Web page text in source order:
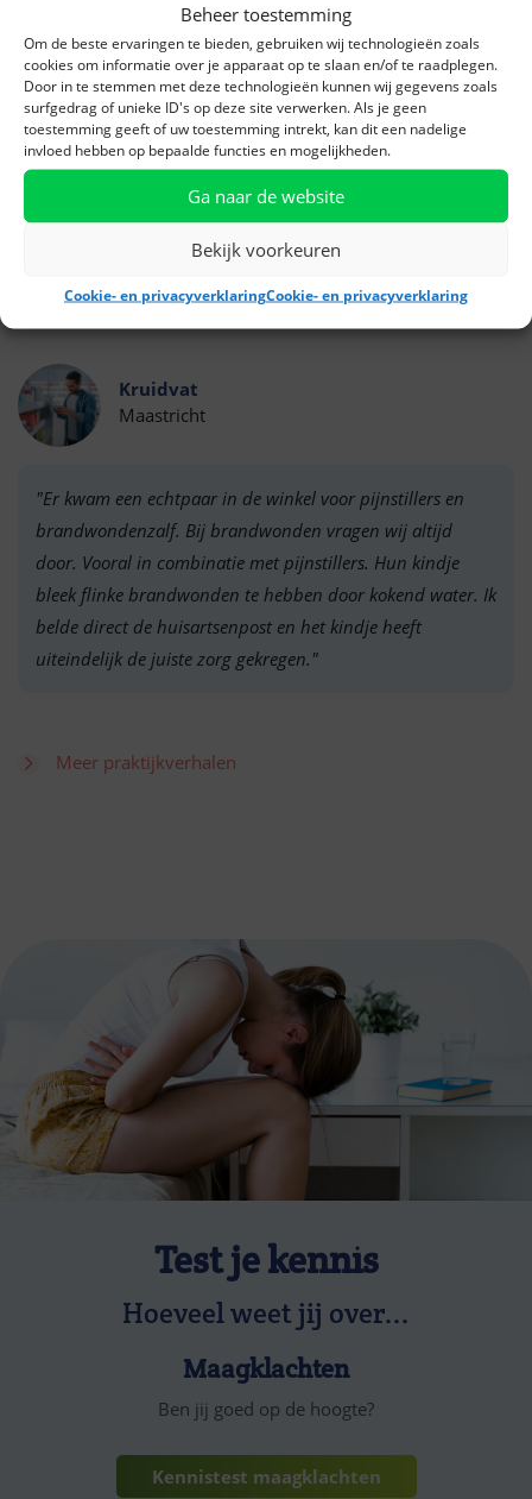
Beheer toestemming
Om de beste ervaringen te bieden, gebruiken wij technologieën zoals
cookies om informatie over je apparaat op te slaan en/of te raadplegen.
Door in te stemmen met deze technologieën kunnen wij gegevens zoals
surfgedrag of unieke ID's op deze site verwerken. Als je geen
toestemming geeft of uw toestemming intrekt, kan dit een nadelige
invloed hebben op bepaalde functies en mogelijkheden.
Ga naar de website
Bekijk voorkeuren
Cookie- en privacyverklaringCookie- en privacyverklaring
DA drogisterij
Winterswijk
"Een moeder kwam steeds terug in de winkel voor een
product tegen keelpijn voor haar dochter. Ik adviseerde
een arts te bezoeken want keelpijn hoort niet herhaaldelijk
voor te komen. De dochter bleek Pfeiffer te hebben en
kreeg bij de arts de juiste zorg."
Kruidvat
Maastricht
"Er kwam een echtpaar in de winkel voor pijnstillers en
brandwondenzalf. Bij brandwonden vragen wij altijd
door. Vooral in combinatie met pijnstillers. Hun kindje
bleek flinke brandwonden te hebben door kokend water. Ik
belde direct de huisartsenpost en het kindje heeft
uiteindelijk de juiste zorg gekregen."
Meer praktijkverhalen
Test je kennis
Hoeveel weet jij over...
Maagklachten
Ben jij goed op de hoogte?
Kennistest maagklachten